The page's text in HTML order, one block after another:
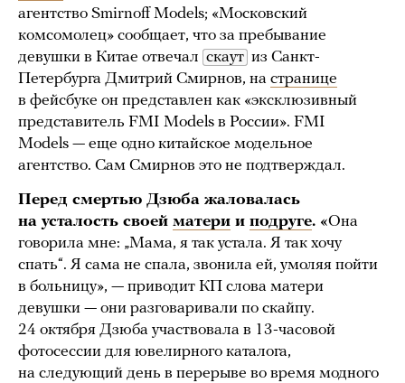
агентство Smirnoff Models; «Московский
комсомолец» сообщает, что за пребывание
девушки в Китае отвечал скаут из Санкт-
Петербурга Дмитрий Смирнов, на странице
в фейсбуке он представлен как «эксклюзивный
представитель FMI Models в России». FMI
Models — еще одно китайское модельное
агентство. Сам Смирнов это не подтверждал.
Перед смертью Дзюба жаловалась
на усталость своей матери и подруге. «Она
говорила мне: „Мама, я так устала. Я так хочу
спать“. Я сама не спала, звонила ей, умоляя пойти
в больницу», — приводит КП слова матери
девушки — они разговаривали по скайпу.
24 октября Дзюба участвовала в 13-часовой
фотосессии для ювелирного каталога,
на следующий день в перерыве во время модного